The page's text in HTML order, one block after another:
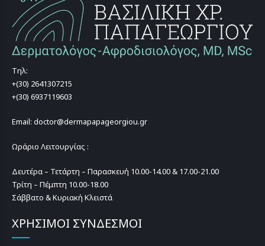
Τηλ:
+(30) 2641307215
+(30) 6937119603
Email: doctor@dermapapageorgiou.gr
Ωράριο Λειτουργίας :
Δευτέρα – Τετάρτη – Παρασκευή 10.00-14.00 & 17.00-21.00
Τρίτη – Πέμπτη 10.00-18.00
Σάββατο & Κυριακή Κλειστά
ΧΡΗΣΙΜΟΙ ΣΥΝΔΕΣΜΟΙ